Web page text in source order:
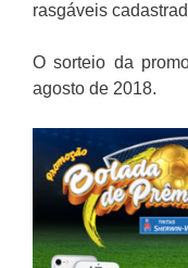
rasgáveis
O sorteio da
agosto de 2018.